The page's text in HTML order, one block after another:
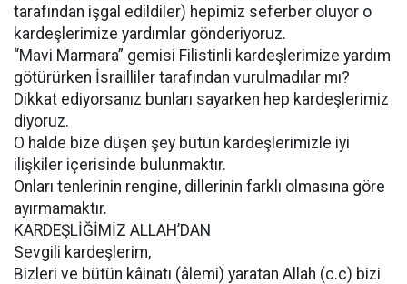
tarafından işgal edildiler) hepimiz seferber oluyor o
kardeşlerimize yardımlar gönderiyoruz.
“Mavi Marmara” gemisi Filistinli kardeşlerimize yardım
götürürken İsrailliler tarafından vurulmadılar mı?
Dikkat ediyorsanız bunları sayarken hep kardeşlerimiz
diyoruz.
O halde bize düşen şey bütün kardeşlerimizle iyi
ilişkiler içerisinde bulunmaktır.
Onları tenlerinin rengine, dillerinin farklı olmasına göre
ayırmamaktır.
KARDEŞLİĞİMİZ ALLAH’DAN
Sevgili kardeşlerim,
Bizleri ve bütün kâinatı (âlemi) yaratan Allah (c.c) bizi